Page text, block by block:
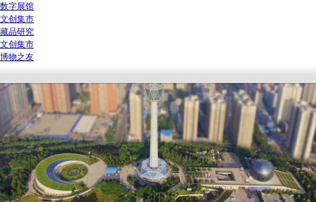
数字展馆
文创集市
藏品研究
文创集市
博物之友